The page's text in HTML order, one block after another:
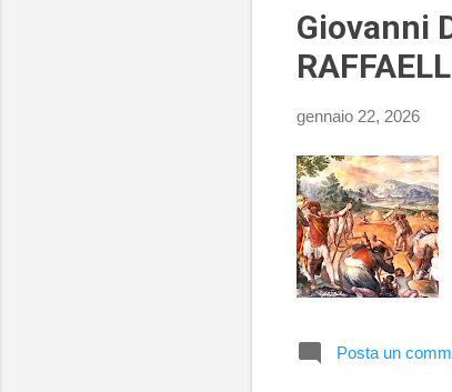
Giovanni
gennaio 22, 2026
Posta un